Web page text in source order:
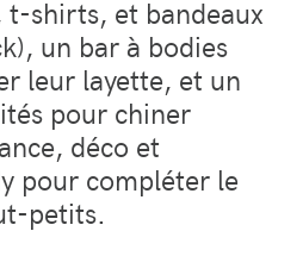
t-shirts, et bandeaux
un bar à bodies
leur layette, et un
pour chiner
déco et
pour compléter le
petits.